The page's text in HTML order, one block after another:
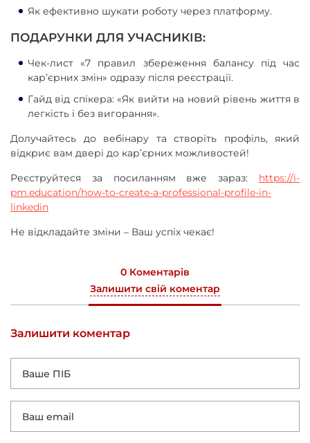
Як ефективно шукати роботу через платформу.
ПОДАРУНКИ ДЛЯ УЧАСНИКІВ:
Чек-лист «7 правил збереження балансу під час
кар’єрних змін» одразу після реєстрації.
Гайд від спікера: «Як вийти на новий рівень життя в
легкість і без вигорання».
Долучайтесь до вебінару та створіть профіль, який
відкриє вам двері до кар’єрних можливостей!
Реєструйтеся за посиланням вже зараз: https://i-
pm.education/how-to-create-a-professional-profile-in-
linkedin
Не відкладайте зміни – Ваш успіх чекає!
0 Коментарів
Залишити свій коментар
Залишити коментар